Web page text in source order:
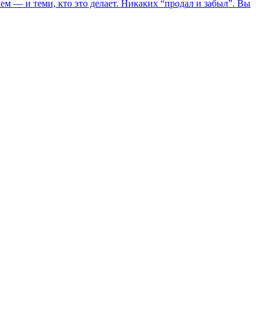
— и теми, кто это делает. Никаких “продал и забыл”. Вы